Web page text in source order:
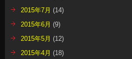
2015年7月 (14)
2015年6月 (9)
2015年5月 (12)
2015年4月 (18)